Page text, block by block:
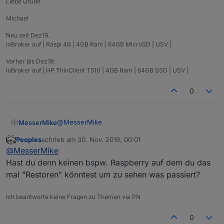
Michael
Neu seit Dez19.
ioBroker auf | Raspi 4B | 4GB Ram | 64GB MicroSD | USV |
Vorher bis Dez19.
ioBroker auf | HP ThinClient T510 | 4GB Ram | 64GB SSD | USV |
0
MesserMike@MesserMike
Und, ich bügle nicht blindlinks ein backup drüber
und beschwere mich...
wenn ich das brauche, dient es dem notfallstart
das ich zumindest wieder einen stand von vor ein
paar tagen habe.
DANN kann ich mich in ruhe um ersatz kümmern.
Nicht alle in einen topf werfen...
Ich will sicher gehen das ich im Notfall auch
Offline
Peoplesschrieb am 30. Nov. 2019, 00:01
zuletzt editiert von
@MesserMike
Hast du denn keinen bspw. Raspberry auf dem du das
mal "Restoren" könntest um zu sehen was passiert?
Ich beantworte keine Fragen zu Themen via PN
0